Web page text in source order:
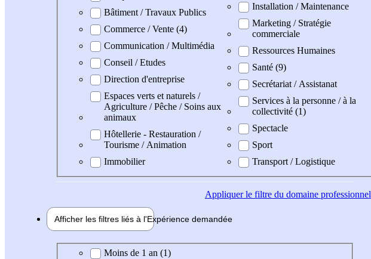
Bâtiment / Travaux Publics
Commerce / Vente (4)
Communication / Multimédia
Conseil / Etudes
Direction d'entreprise
Espaces verts et naturels /
Agriculture / Pêche / Soins aux
animaux
Hôtellerie - Restauration /
Tourisme / Animation
Immobilier
Installation / Maintenance
Marketing / Stratégie
commerciale
Ressources Humaines
Santé (9)
Secrétariat / Assistanat
Services à la personne / à la
collectivité (1)
Spectacle
Sport
Transport / Logistique
Appliquerle filtre du domaine professionnel
Afficher les filtres liés à l'Expérience demandée
Expérience demandée
Moins de 1 an (1)